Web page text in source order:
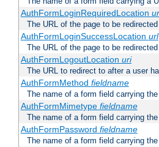
AuthFormLoginRequiredLocation
The URL of the page to be
AuthFormLoginSuccessLocation url
The URL of the page to be
AuthFormLogoutLocation uri
The URL to redirect to after a user
AuthFormMethod fieldname
The name of a form field carrying
AuthFormMimetype fieldname
The name of a form field carrying
AuthFormPassword fieldname
The name of a form field carrying